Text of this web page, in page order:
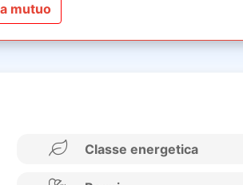
mutuo
Classe energetica